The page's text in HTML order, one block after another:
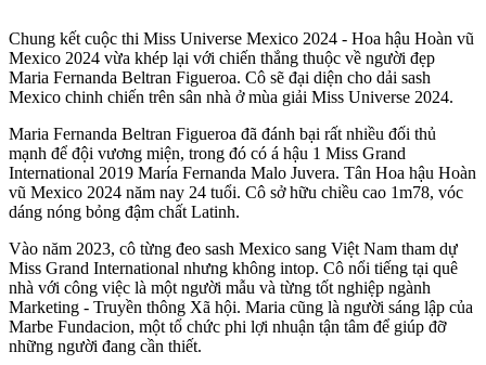
Chung kết cuộc thi Miss Universe Mexico 2024 - Hoa hậu Hoàn vũ
Mexico 2024 vừa khép lại với chiến thắng thuộc về người đẹp
Maria Fernanda Beltran Figueroa. Cô sẽ đại diện cho dải sash
Mexico chinh chiến trên sân nhà ở mùa giải Miss Universe 2024.
Maria Fernanda Beltran Figueroa đã đánh bại rất nhiều đối thủ
mạnh để đội vương miện, trong đó có á hậu 1 Miss Grand
International 2019 María Fernanda Malo Juvera. Tân Hoa hậu Hoàn
vũ Mexico 2024 năm nay 24 tuổi. Cô sở hữu chiều cao 1m78, vóc
dáng nóng bỏng đậm chất Latinh.
Vào năm 2023, cô từng đeo sash Mexico sang Việt Nam tham dự
Miss Grand International nhưng không intop. Cô nổi tiếng tại quê
nhà với công việc là một người mẫu và từng tốt nghiệp ngành
Marketing - Truyền thông Xã hội. Maria cũng là người sáng lập của
Marbe Fundacion, một tổ chức phi lợi nhuận tận tâm để giúp đỡ
những người đang cần thiết.